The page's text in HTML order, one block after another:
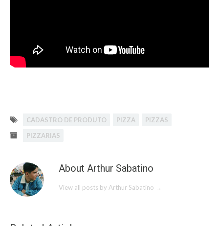
CADASTRO DE PRODUTO PIZZA
PIZZAS
PIZZARIAS
About Arthur Sabatino
View all posts by Arthur Sabatino →